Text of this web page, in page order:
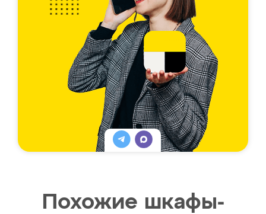
Похожие шкафы-